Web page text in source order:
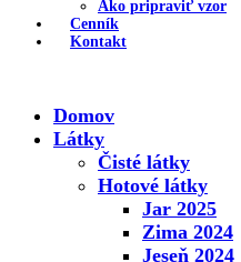
Ako pripraviť vzor
Cenník
Kontakt
Domov
Látky
Čisté látky
Hotové látky
Jar 2025
Zima 2024
Jeseň 2024